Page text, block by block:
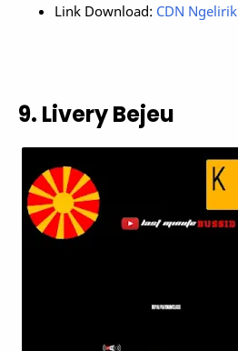
Link Download: CDN Ngelirik
9. Livery Bejeu